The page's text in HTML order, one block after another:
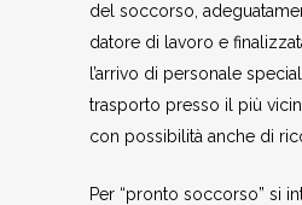
del soccorso,
datore di lavoro e
l’arrivo di personale
trasporto presso il più
con possibilità anche di
Per “pronto soccorso” si